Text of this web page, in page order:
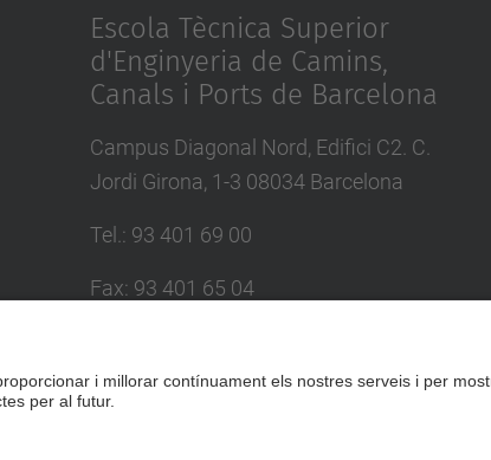
Escola Tècnica Superior
d'Enginyeria de Camins,
Canals i Ports de Barcelona
Campus Diagonal Nord, Edifici C2. C.
Jordi Girona, 1-3 08034 Barcelona
Tel.: 93 401 69 00
Fax: 93 401 65 04
Formulari de contacte